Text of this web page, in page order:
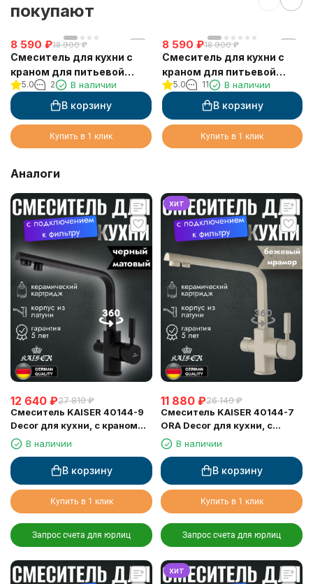
покупают
8 590 ₽18 900 ₽
Смеситель для кухни с
краном для питьевой
воды VIKO V-5044
5.0 2 В наличии
В корзину
Купить в 1 клик
8 590 ₽18 900 ₽
Смеситель для кухни с
краном для питьевой
воды VIKO V-5124
5.0 11 В наличии
В корзину
Купить в 1 клик
Аналоги
12 640 ₽27 810 ₽
Смеситель KAISER 40144-9
Decor для кухни, с краном
для питьевой воды, черный
матовый
В наличии
В корзину
Купить в 1 клик
Запрос счета для юрлиц
хит
11 880 ₽26 140 ₽
Смеситель KAISER 40144-7
ORA Decor для кухни, с
краном для питьевой воды,
бежевый мрамор
В наличии
В корзину
Купить в 1 клик
Запрос счета для юрлиц
хит